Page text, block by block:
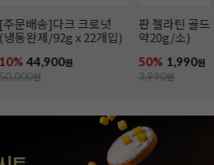
판 젤라틴 골드(50장/
약100g/소)
48% 4,590원
8,990원
판젤라틴 골
27% 39,900
54,990